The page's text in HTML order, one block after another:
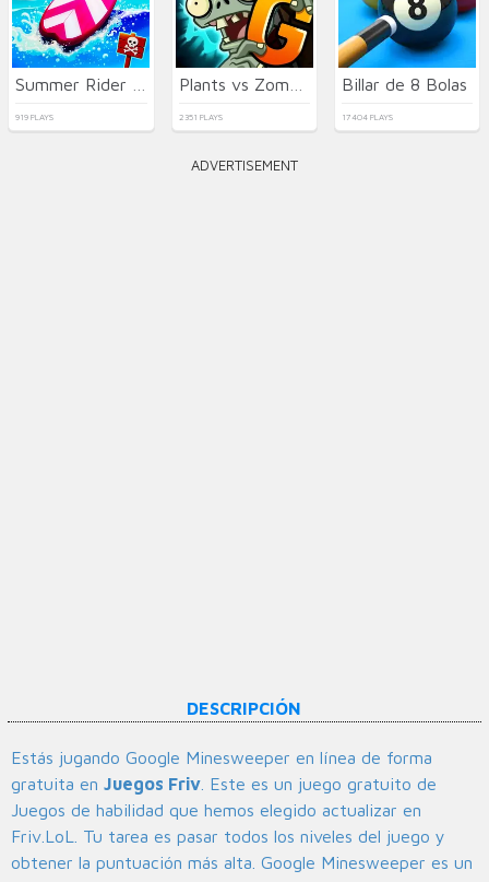
919 PLAYS 2351 PLAYS
Billar de 8 Bolas
17404 PLAYS
ADVERTISEMENT
DESCRIPCIÓN
Estás jugando Google Minesweeper en línea de forma
gratuita en Juegos Friv . Este es un juego gratuito de
Juegos de habilidad que hemos elegido actualizar en
Friv.LoL. Tu tarea es pasar todos los niveles del juego y
obtener la puntuación más alta. Google Minesweeper es un